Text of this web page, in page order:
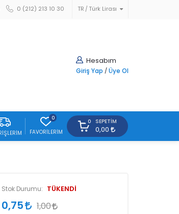
TR Türk Lirası
0 (212) 213 10 30
Hesabım
Giriş Yap / Üye Ol
0
FAVORILERIM
0 SEPETIM
0,00
Stok Durumu: TÜKENDİ
0,75 1,00